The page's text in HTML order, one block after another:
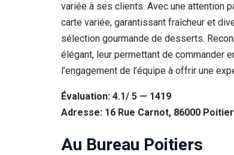
variée à ses clients. Avec une attention
carte variée, garantissant fraîcheur et
sélection gourmande de desserts.
élégant, leur permettant de commander
l’engagement de l’équipe à offrir une
Évaluation: 4.1/ 5 — 1419
Adresse: 16 Rue Carnot, 86000
Au Bureau Poitiers